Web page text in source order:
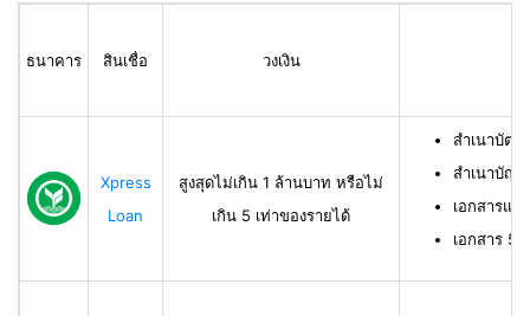
ธนาคาร สินเชื่อ วงเงิน
Xpress
Loan
สูงสุดไม่เกิน 1 ล้านบาท หรือไม่
เกิน 5 เท่าของรายได้
สำเนาบัตร
สำเนาบัญ
เอกสารแส
เอกสาร